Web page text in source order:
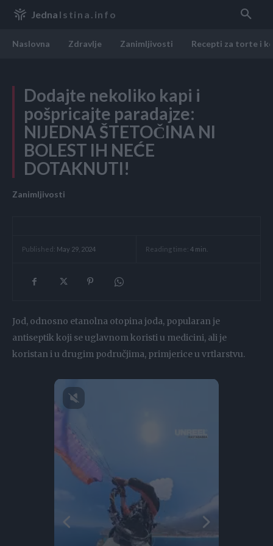
Jedna Istina.info
Naslovna Zdravlje Zanimljivosti Recepti za torte i
Dodajte nekoliko kapi i
pošpricajte paradajze:
NIJEDNA ŠTETOČINA NI
BOLEST IH NEĆE
DOTAKNUTI!
Zanimljivosti
Published: May 29, 2024 Reading time: 4 min.
Jod, odnosno etanolna otopina joda, popularan je
antiseptik koji se uglavnom koristi u medicini, ali je
koristan i u drugim područjima, primjerice u vrtlarstvu.